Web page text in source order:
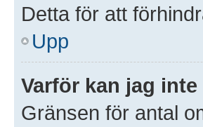
Detta för att
Upp
Varför kan jag
Gränsen för antal